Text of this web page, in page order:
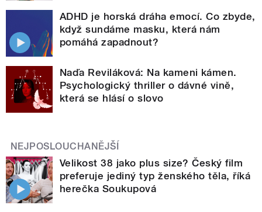
ADHD je horská dráha emocí. Co zbyde,
když sundáme masku, která nám
pomáhá zapadnout?
Naďa Reviláková: Na kameni kámen.
Psychologický thriller o dávné vině,
která se hlásí o slovo
NEJPOSLOUCHANĚJŠÍ
Velikost 38 jako plus size? Český film
preferuje jediný typ ženského těla, říká
herečka Soukupová